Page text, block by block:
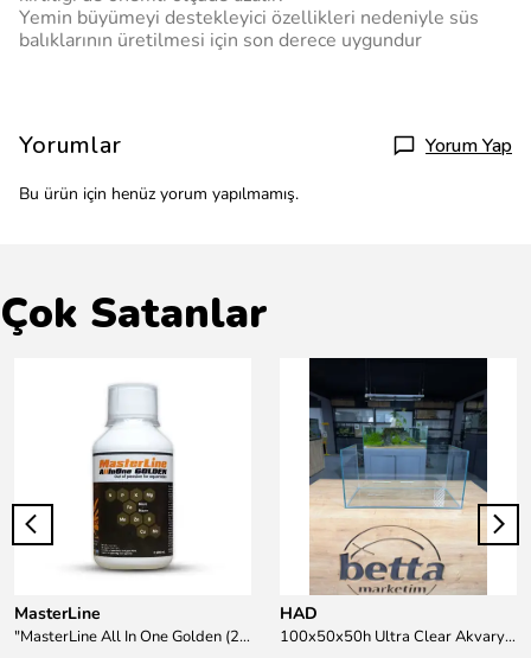
Yemin büyümeyi destekleyici özellikleri nedeniyle süs
balıklarının üretilmesi için son derece uygundur
Yorumlar Yorum Yap
Bu ürün için henüz yorum yapılmamış.
Çok Satanlar
MasterLine
"MasterLine All In One Golden (200 ml) Daha yüksek zorluk derecesine sahip bitkiler için Özel formül Tam Besin "
HAD
100x50x50h Ultra Clear Akvaryum 10mm 90derece Birleşim /Sadece Otobüs Kargosu ile Gönderim Yapılır !